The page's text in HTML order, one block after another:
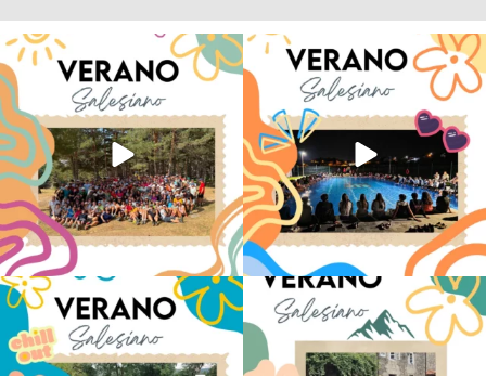
Quintanar ha reunido a los Centro
Juveniles de ...
81 1
Volvemos con el corazón bien llenito de
ADOS...
34
Los alumnos de 6º de Primaria, 1º y 2º
de la ESO...
147 2
La diversión y la alegría también se han
sentido...
98 0